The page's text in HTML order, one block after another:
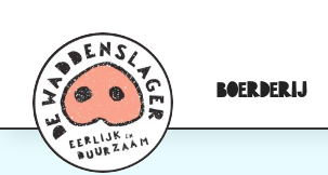
Boerderij